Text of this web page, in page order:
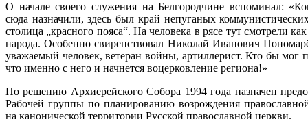
О начале своего служения на Белгородчине вспоминал:
сюда назначили, здесь был край непуганых
столица „красного пояса“. На человека в рясе тут смотрели
народа. Особенно свирепствовал Николай Иванович
уважаемый человек, ветеран войны, артиллерист. Кто бы мог
что именно с него и начнется воцерковление региона!»
По решению Архиерейского Собора 1994 года назначен
Рабочей группы по планированию возрождения
на канонической территории Русской православной церкви.